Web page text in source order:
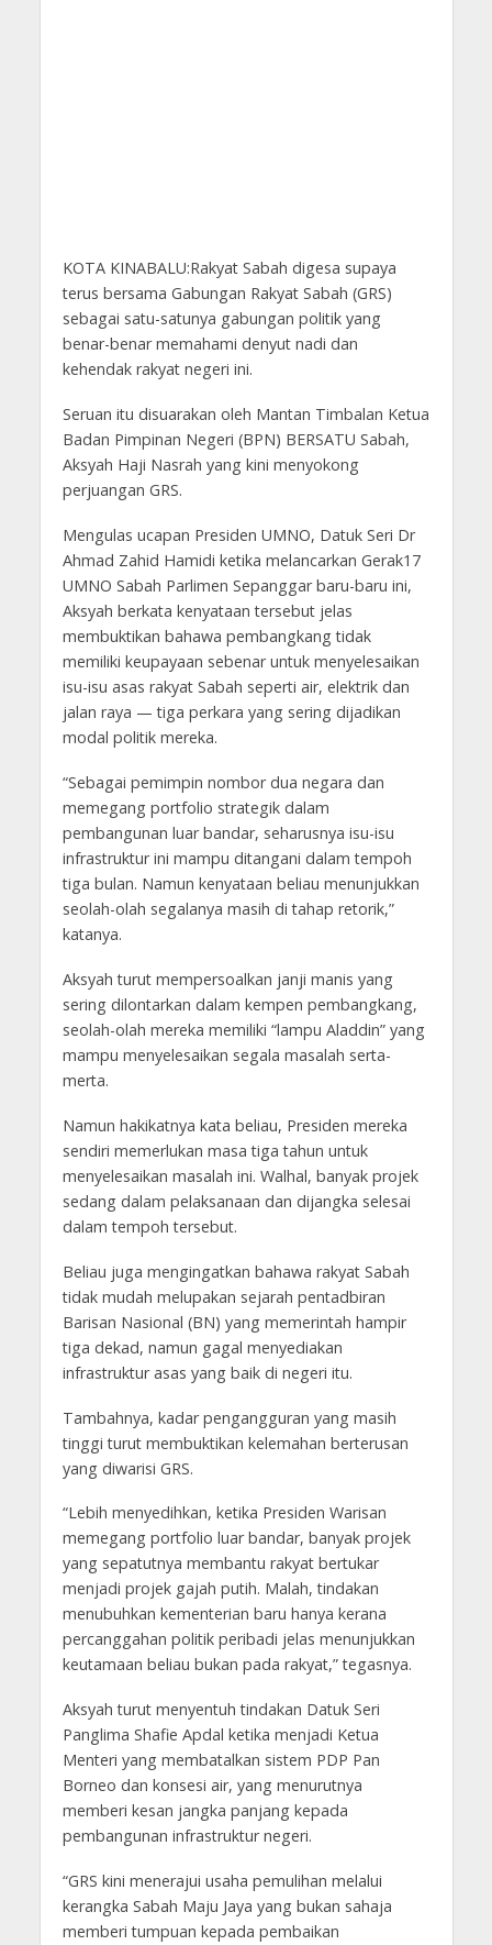
KOTA KINABALU:Rakyat Sabah digesa supaya
terus bersama Gabungan Rakyat Sabah (GRS)
sebagai satu-satunya gabungan politik yang
benar-benar memahami denyut nadi dan
kehendak rakyat negeri ini.
Seruan itu disuarakan oleh Mantan Timbalan Ketua
Badan Pimpinan Negeri (BPN) BERSATU Sabah,
Aksyah Haji Nasrah yang kini menyokong
perjuangan GRS.
Mengulas ucapan Presiden UMNO, Datuk Seri Dr
Ahmad Zahid Hamidi ketika melancarkan Gerak17
UMNO Sabah Parlimen Sepanggar baru-baru ini,
Aksyah berkata kenyataan tersebut jelas
membuktikan bahawa pembangkang tidak
memiliki keupayaan sebenar untuk menyelesaikan
isu-isu asas rakyat Sabah seperti air, elektrik dan
jalan raya — tiga perkara yang sering dijadikan
modal politik mereka.
“Sebagai pemimpin nombor dua negara dan
memegang portfolio strategik dalam
pembangunan luar bandar, seharusnya isu-isu
infrastruktur ini mampu ditangani dalam tempoh
tiga bulan. Namun kenyataan beliau menunjukkan
seolah-olah segalanya masih di tahap retorik,”
katanya.
Aksyah turut mempersoalkan janji manis yang
sering dilontarkan dalam kempen pembangkang,
seolah-olah mereka memiliki “lampu Aladdin” yang
mampu menyelesaikan segala masalah serta-
merta.
Namun hakikatnya kata beliau, Presiden mereka
sendiri memerlukan masa tiga tahun untuk
menyelesaikan masalah ini. Walhal, banyak projek
sedang dalam pelaksanaan dan dijangka selesai
dalam tempoh tersebut.
Beliau juga mengingatkan bahawa rakyat Sabah
tidak mudah melupakan sejarah pentadbiran
Barisan Nasional (BN) yang memerintah hampir
tiga dekad, namun gagal menyediakan
infrastruktur asas yang baik di negeri itu.
Tambahnya, kadar pengangguran yang masih
tinggi turut membuktikan kelemahan berterusan
yang diwarisi GRS.
“Lebih menyedihkan, ketika Presiden Warisan
memegang portfolio luar bandar, banyak projek
yang sepatutnya membantu rakyat bertukar
menjadi projek gajah putih. Malah, tindakan
menubuhkan kementerian baru hanya kerana
percanggahan politik peribadi jelas menunjukkan
keutamaan beliau bukan pada rakyat,” tegasnya.
Aksyah turut menyentuh tindakan Datuk Seri
Panglima Shafie Apdal ketika menjadi Ketua
Menteri yang membatalkan sistem PDP Pan
Borneo dan konsesi air, yang menurutnya
memberi kesan jangka panjang kepada
pembangunan infrastruktur negeri.
“GRS kini menerajui usaha pemulihan melalui
kerangka Sabah Maju Jaya yang bukan sahaja
memberi tumpuan kepada pembaikan